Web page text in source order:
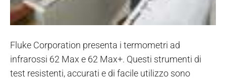
Fluke Corporation presenta i termometri ad
infrarossi 62 Max e 62 Max+. Questi strumenti di
test resistenti, accurati e di facile utilizzo sono